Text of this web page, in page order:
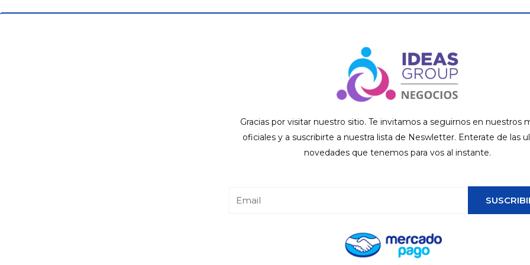
Gracias por visitar nuestro sitio. Te invitamos a seguirnos en nuestros
oficiales y a suscribirte a nuestra lista de Neswletter. Enterate de las
novedades que tenemos para vos al instante.